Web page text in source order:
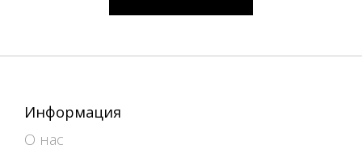
Информация
О нас